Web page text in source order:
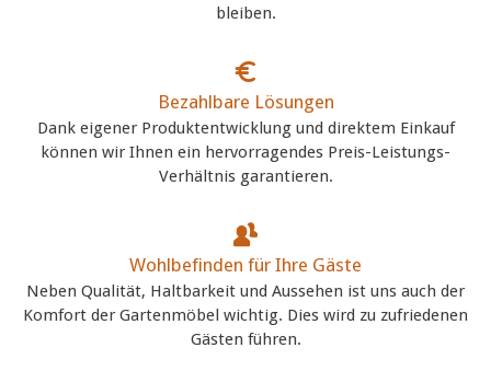
bleiben.
Bezahlbare Lösungen
Dank eigener Produktentwicklung und direktem Einkauf
können wir Ihnen ein hervorragendes Preis-Leistungs-
Verhältnis garantieren.
Wohlbefinden für Ihre Gäste
Neben Qualität, Haltbarkeit und Aussehen ist uns auch der
Komfort der Gartenmöbel wichtig. Dies wird zu zufriedenen
Gästen führen.